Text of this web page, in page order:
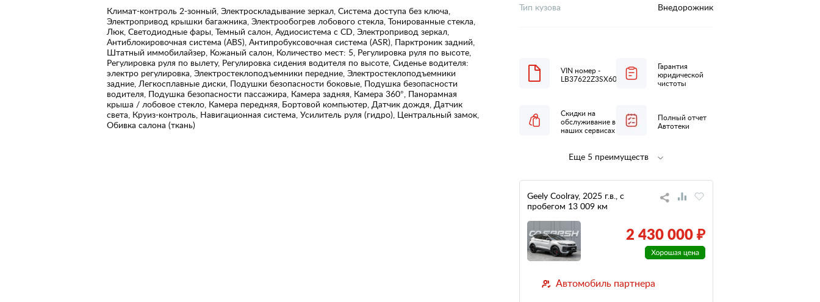
Климат-контроль 2-зонный, Электроскладывание зеркал, Система доступа без ключа,
Электропривод крышки багажника, Электрообогрев лобового стекла, Тонированные стекла,
Люк, Светодиодные фары, Темный салон, Аудиосистема с CD, Электропривод зеркал,
Антиблокировочная система (ABS), Антипробуксовочная система (ASR), Парктроник задний,
Штатный иммобилайзер, Кожаный салон, Количество мест: 5, Регулировка руля по высоте,
Регулировка руля по вылету, Регулировка сидения водителя по высоте, Сиденье водителя:
электро регулировка, Электростеклоподъемники передние, Электростеклоподъемники
задние, Легкосплавные диски, Подушки безопасности боковые, Подушка безопасности
водителя, Подушка безопасности пассажира, Камера задняя, Камера 360°, Панорамная
крыша / лобовое стекло, Камера передняя, Бортовой компьютер, Датчик дождя, Датчик
света, Круиз-контроль, Навигационная система, Усилитель руля (гидро), Центральный замок,
Обивка салона (ткань)
Тип кузова Внедорожник
VIN номер -
LB37622Z3SX606851
Гарантия
юридической
чистоты
Скидки на
обслуживание в
наших сервисах
Полный отчет
Автотеки
Полная
не участвовал
в ДТП
низкий
Еще 5 преимуществ
Geely Coolray, 2025 г.в., с
пробегом 13 009 км
2 430 000 ₽
Автомобиль партнера